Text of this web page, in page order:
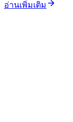
อ่านเพิ่มเติม